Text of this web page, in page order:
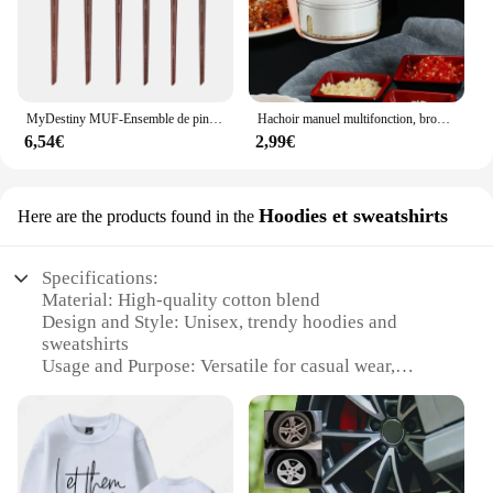
MyDestiny MUF-Ensemble de pinceaux de maquillage et kit, fond de teint, fard à barrage, poudre de surbrillance, pinceaux pour les yeux, artiste professionnel
6,54€
Hachoir manuel multifonction, broyeur à viande, gadgets de cuisine, 1 pièce
2,99€
Here are the products found in the Hoodies et sweatshirts
Specifications:
Material: High-quality cotton blend
Design and Style: Unisex, trendy hoodies and
sweatshirts
Usage and Purpose: Versatile for casual wear,
Performance and Property: Durable, comfortable,
and easy to care for
Typical Adaptive Scenario: Suitable for various
weather conditions